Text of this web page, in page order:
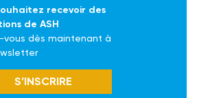
recevoir des
de ASH
vous dès maintenant à
S’INSCRIRE